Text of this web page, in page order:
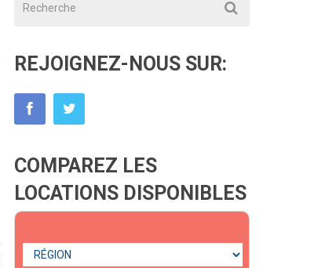
REJOIGNEZ-NOUS SUR:
COMPAREZ LES
LOCATIONS DISPONIBLES